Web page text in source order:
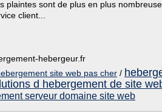
plaintes sont de plus en plus
client...
hebergeur.fr
site web pas cher /
d hebergement de site
serveur domaine site web